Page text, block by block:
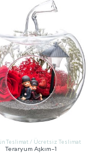
Teslimat / Ücretsiz Teslimat
Teraryum Aşkım-1